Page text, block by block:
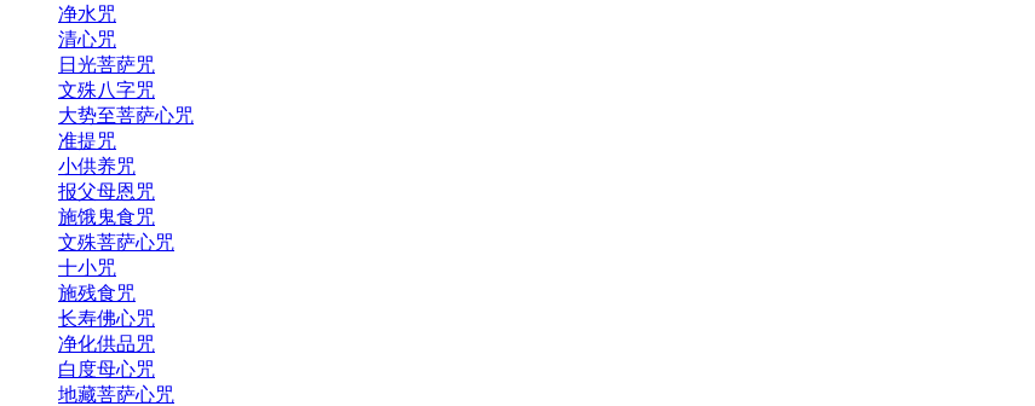
净水咒
清心咒
日光菩萨咒
文殊八字咒
大势至菩萨心咒
准提咒
小供养咒
报父母恩咒
施饿鬼食咒
文殊菩萨心咒
十小咒
施残食咒
长寿佛心咒
净化供品咒
白度母心咒
地藏菩萨心咒